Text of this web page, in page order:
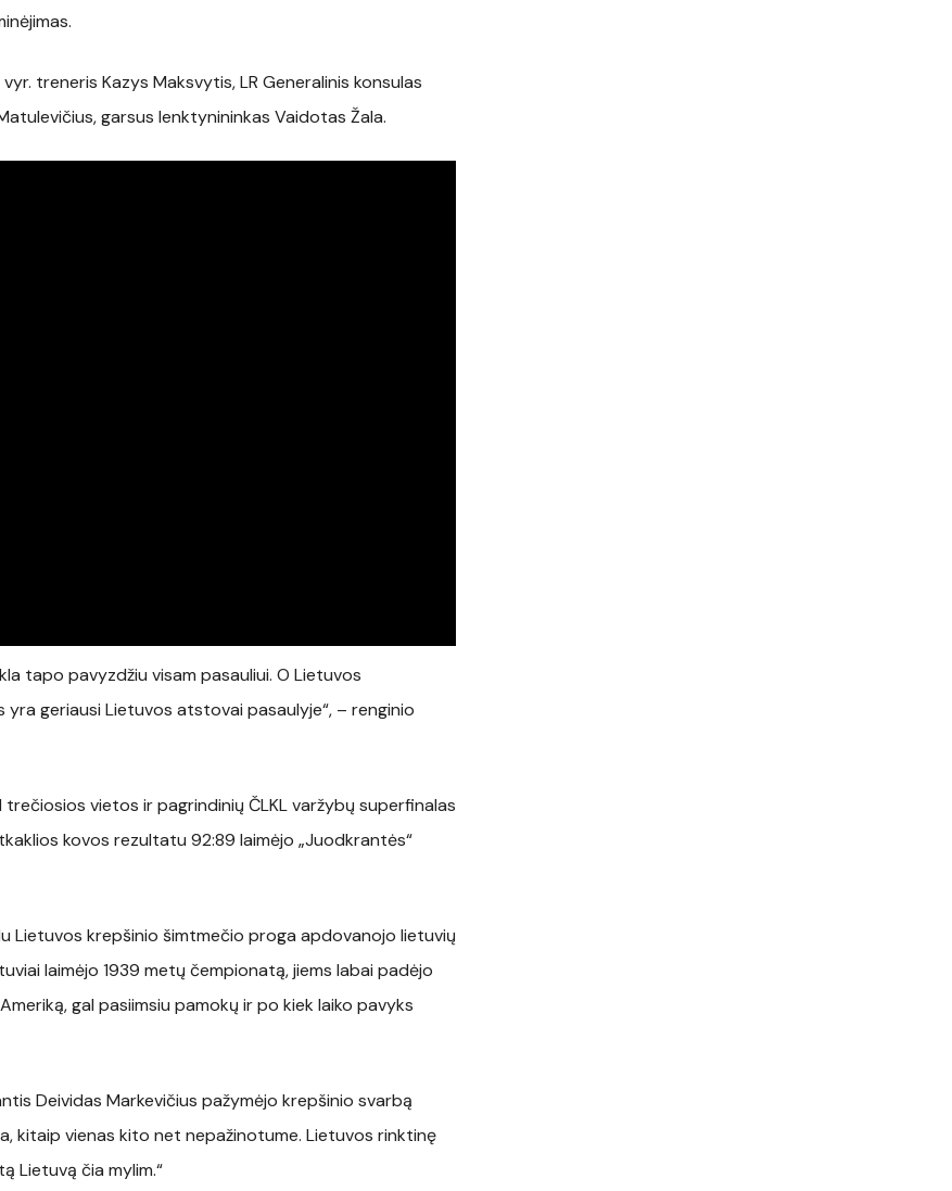
treneris Kazys Maksvytis, LR Generalinis konsulas
garsus lenktynininkas Vaidotas Žala.
tapo pavyzdžiu visam pasauliui. O Lietuvos
geriausi Lietuvos atstovai pasaulyje“, – renginio
vietos ir pagrindinių ČLKL varžybų superfinalas
kovos rezultatu 92:89 laimėjo „Juodkrantės“
Lietuvos krepšinio šimtmečio proga apdovanojo lietuvių
laimėjo 1939 metų čempionatą, jiems labai padėjo
gal pasiimsiu pamokų ir po kiek laiko pavyks
Deividas Markevičius pažymėjo krepšinio svarbą
kitaip vienas kito net nepažinotume. Lietuvos rinktinę
Lietuvą čia mylim.“